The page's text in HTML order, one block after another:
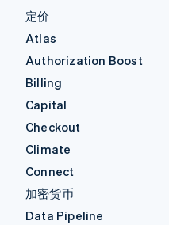
定价
Atlas
Authorization Boost
Billing
Capital
Checkout
Climate
Connect
加密货币
Data Pipeline